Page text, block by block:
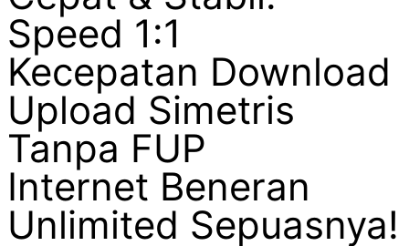
Speed 1:1
Kecepatan Download
Upload Simetris
Tanpa FUP
Internet Beneran
Unlimited Sepuasnya!